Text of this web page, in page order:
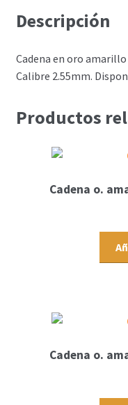
Descripción
Cadena en oro
Calibre 2.55mm.
Productos
Cadena o.
Cadena o.